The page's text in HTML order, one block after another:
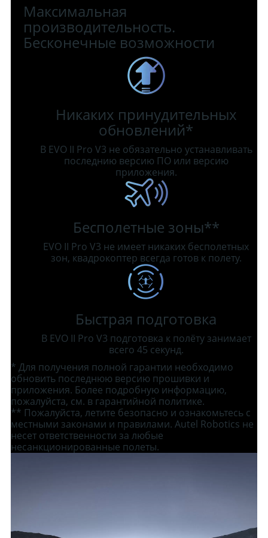
Максимальная
производительность.
Бесконечные возможности
Никаких принудительных
обновлений*
В EVO II Pro V3 не обязательно устанавливать
последнию версию ПО или версию
приложения.
Бесполетные зоны**
EVO II Pro V3 не имеет никаких бесполетных
зон, квадрокоптер всегда готов к полету.
Быстрая подготовка
В EVO II Pro V3 подготовка к полёту занимает
всего 45 секунд.
* Для получения полной гарантии необходимо
обновить последнюю версию прошивки и
приложения. Более подробную информацию,
пожалуйста, см. в гарантийной политике.
** Пожалуйста, летите безопасно и ознакомьтесь с
местными законами и правилами. Autel Robotics не
несет ответственности за любые
несанкционированные полеты.